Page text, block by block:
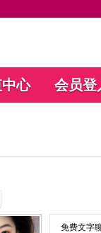
心 会员登
免费文字